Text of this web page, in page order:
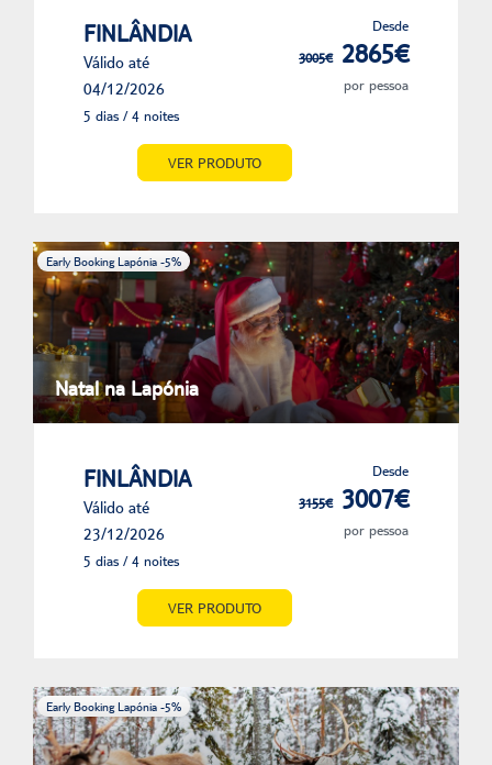
FINLÂNDIA
Válido até
04/12/2026
5 dias / 4 noites
Desde
3005€ 2865€
por pessoa
VER PRODUTO
Early Booking Lapónia -5%
Natal na Lapónia
FINLÂNDIA
Válido até
23/12/2026
5 dias / 4 noites
Desde
3155€ 3007€
por pessoa
VER PRODUTO
Early Booking Lapónia -5%